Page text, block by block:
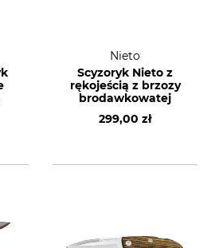
Nieto
Scyzoryk Nieto z
rękojeścią z brzozy
brodawkowatej
299,00 zł